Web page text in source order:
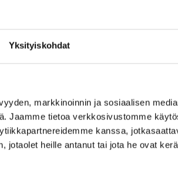
Yksityiskohdat
markkinoinnin ja sosiaalisen
Jaamme tietoa verkkosivustomme
kanssa,
jotaolet heille antanut tai jota he ovat